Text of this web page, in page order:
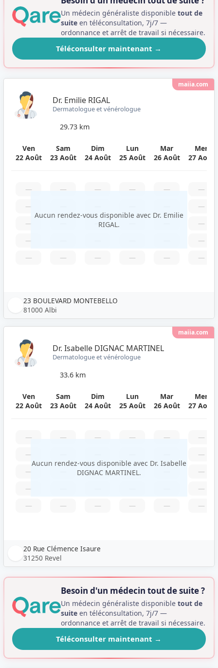
Un médecin généraliste disponibletout de
suite en téléconsultation, 7j/7 —
ordonnance et arrêt de travail si nécessaire.
Téléconsulter maintenant →
maiia.com
Dr. Emilie RIGAL
Dermatologue et vénérologue
29.73 km
Ven
22 Août
Sam
23 Août
Dim
24 Août
Lun
25 Août
Mar
26 Août
Mer
27 Août
—
—
—
—
—
—
—
—
—
—
—
—
—
—
—
—
—
—
—
Aucun rendez-vous disponible avec Dr. Emilie
RIGAL.
23 BOULEVARD MONTEBELLO
81000 Albi
maiia.com
Dr. Isabelle DIGNAC MARTINEL
Dermatologue et vénérologue
33.6 km
Ven
22 Août
Sam
23 Août
Dim
24 Août
Lun
25 Août
Mar
26 Août
Mer
27 Août
—
—
—
—
—
—
—
—
—
—
—
—
—
—
—
—
—
—
—
—
Aucun rendez-vous disponible avec Dr. Isabelle
DIGNAC MARTINEL.
20 Rue Clémence Isaure
31250 Revel
Besoin d'un médecin tout de suite ?
Un médecin généraliste disponibletout de
suite en téléconsultation, 7j/7 —
ordonnance et arrêt de travail si nécessaire.
Téléconsulter maintenant →